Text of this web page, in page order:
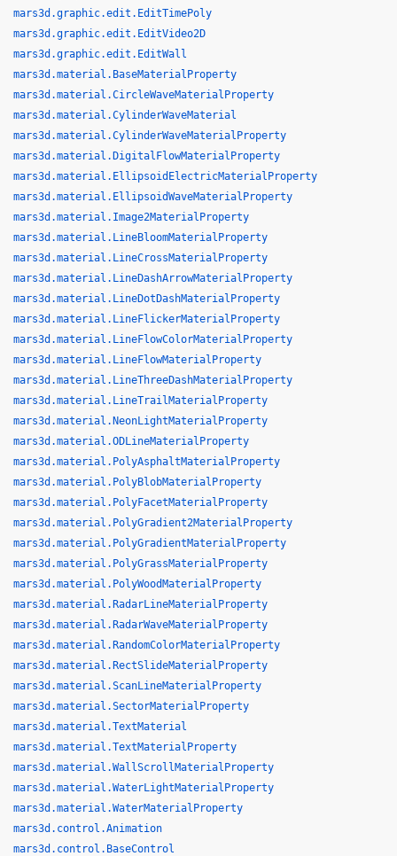
mars3d.graphic.edit.EditTimePoly
mars3d.graphic.edit.EditVideo2D
mars3d.graphic.edit.EditWall
mars3d.material.BaseMaterialProperty
mars3d.material.CircleWaveMaterialProperty
mars3d.material.CylinderWaveMaterial
mars3d.material.CylinderWaveMaterialProperty
mars3d.material.DigitalFlowMaterialProperty
mars3d.material.EllipsoidElectricMaterialProperty
mars3d.material.EllipsoidWaveMaterialProperty
mars3d.material.Image2MaterialProperty
mars3d.material.LineBloomMaterialProperty
mars3d.material.LineCrossMaterialProperty
mars3d.material.LineDashArrowMaterialProperty
mars3d.material.LineDotDashMaterialProperty
mars3d.material.LineFlickerMaterialProperty
mars3d.material.LineFlowColorMaterialProperty
mars3d.material.LineFlowMaterialProperty
mars3d.material.LineThreeDashMaterialProperty
mars3d.material.LineTrailMaterialProperty
mars3d.material.NeonLightMaterialProperty
mars3d.material.ODLineMaterialProperty
mars3d.material.PolyAsphaltMaterialProperty
mars3d.material.PolyBlobMaterialProperty
mars3d.material.PolyFacetMaterialProperty
mars3d.material.PolyGradient2MaterialProperty
mars3d.material.PolyGradientMaterialProperty
mars3d.material.PolyGrassMaterialProperty
mars3d.material.PolyWoodMaterialProperty
mars3d.material.RadarLineMaterialProperty
mars3d.material.RadarWaveMaterialProperty
mars3d.material.RandomColorMaterialProperty
mars3d.material.RectSlideMaterialProperty
mars3d.material.ScanLineMaterialProperty
mars3d.material.SectorMaterialProperty
mars3d.material.TextMaterial
mars3d.material.TextMaterialProperty
mars3d.material.WallScrollMaterialProperty
mars3d.material.WaterLightMaterialProperty
mars3d.material.WaterMaterialProperty
mars3d.control.Animation
mars3d.control.BaseControl